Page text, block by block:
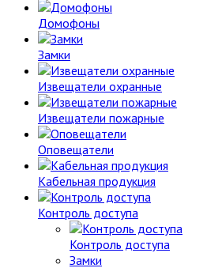
Домофоны
Замки
Извещатели охранные
Извещатели пожарные
Оповещатели
Кабельная продукция
Контроль доступа
Контроль доступа
Замки